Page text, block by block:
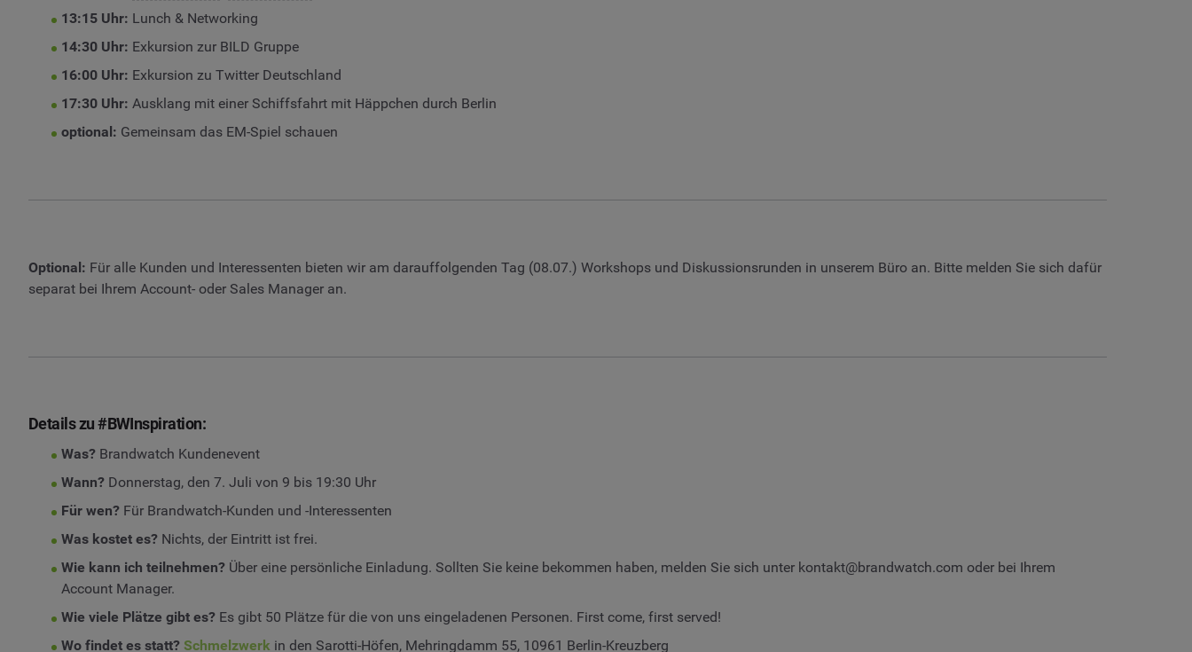
13:15 Uhr: Lunch & Networking
14:30 Uhr: Exkursion zur BILD Gruppe
16:00 Uhr: Exkursion zu Twitter Deutschland
17:30 Uhr: Ausklang mit einer Schiffsfahrt mit Häppchen durch Berlin
optional: Gemeinsam das EM-Spiel schauen
Optional: Für alle Kunden und Interessenten bieten wir am darauffolgenden Tag (08.07.) Workshops und Diskussionsrunden in unserem Büro an. Bitte melden Sie sich dafür
separat bei Ihrem Account- oder Sales Manager an.
Details zu #BWInspiration:
Was? Brandwatch Kundenevent
Wann?Donnerstag, den 7. Juli von 9 bis 19:30 Uhr
Für wen?Für Brandwatch-Kunden und -Interessenten
Was kostet es?Nichts, der Eintritt ist frei.
Wie kann ich teilnehmen?Über eine persönliche Einladung. Sollten Sie keine bekommen haben, melden Sie sich unter kontakt@brandwatch.com oder bei Ihrem
Account Manager.
Wie viele Plätze gibt es?Es gibt 50 Plätze für die von uns eingeladenen Personen. First come, first served!
Wo findet es statt? Schmelzwerkin den Sarotti-Höfen, Mehringdamm 55, 10961 Berlin-Kreuzberg